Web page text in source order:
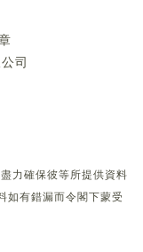
司
力確保彼等所提供資料
如有錯漏而令閣下蒙受